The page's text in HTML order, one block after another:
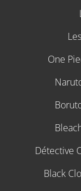
One
Détective
Black